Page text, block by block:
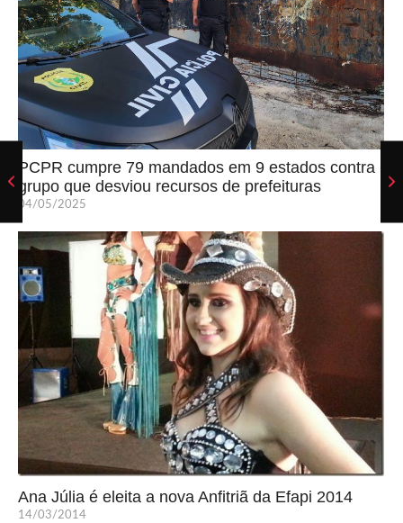
PCPR cumpre 79 mandados em 9 estados contra
grupo que desviou recursos de prefeituras
04/05/2025
Ana Júlia é eleita a nova Anfitriã da Efapi 2014
14/03/2014